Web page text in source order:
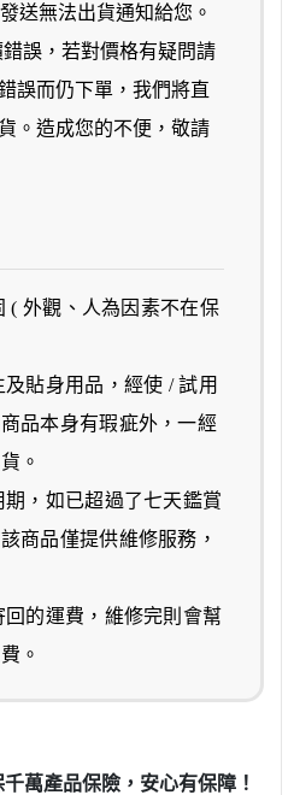
送無法出貨通知給您 。
誤，若對價格有疑問請
誤而仍下單，我們將直
。造成您的不便，敬請
( 外觀、人為因素不在保
貼身用品，經使 / 試用
品本身有瑕疵外，一經
。
，如已超過了七天鑑賞
商品僅提供維修服務，
的運費，維修完則會幫
。
萬產品保險，安心有保障！